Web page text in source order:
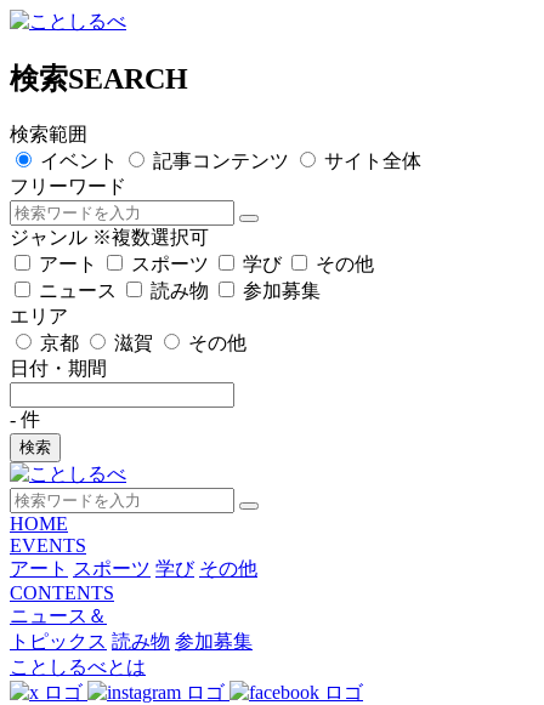
検索SEARCH
検索範囲
イベント
記事コンテンツ
サイト全体
フリーワード
ジャンル ※複数選択可
アート
スポーツ 学び
その他
ニュース
読み物
参加募集
エリア
京都
滋賀
その他
日付・期間
- 件
検索
HOME
EVENTS
アート スポーツ 学び その他
CONTENTS
ニュース＆
トピックス 読み物 参加募集
ことしるべとは